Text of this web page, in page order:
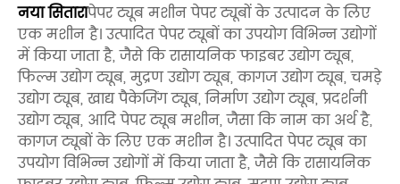
नया सितारापेपर ट्यूब मशीन पेपर ट्यूबों के उत्पादन के लिए
एक मशीन है। उत्पादित पेपर ट्यूबों का उपयोग विभिन्न उद्योगों
में किया जाता है, जैसे कि रासायनिक फाइबर उद्योग ट्यूब,
फिल्म उद्योग ट्यूब, मुद्रण उद्योग ट्यूब, कागज उद्योग ट्यूब, चमड़े
उद्योग ट्यूब, खाद्य पैकेजिंग ट्यूब, निर्माण उद्योग ट्यूब, प्रदर्शनी
उद्योग ट्यूब, आदि पेपर ट्यूब मशीन, जैसा कि नाम का अर्थ है,
कागज ट्यूबों के लिए एक मशीन है। उत्पादित पेपर ट्यूब का
उपयोग विभिन्न उद्योगों में किया जाता है, जैसे कि रासायनिक